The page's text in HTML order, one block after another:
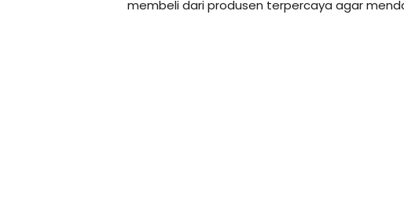
membeli dari produsen terpercaya agar